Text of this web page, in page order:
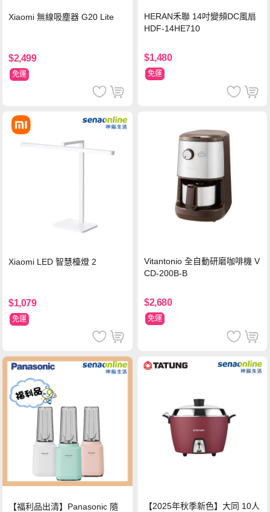
Xiaomi 無線吸塵器 G20 Lite
$2,499
免運
HERAN禾聯 14吋變頻DC風扇
HDF-14HE710
$1,480
免運
Xiaomi LED 智慧檯燈 2
$1,079
免運
Vitantonio 全自動研磨咖啡機 V
CD-200B-B
$2,680
免運
【福利品出清】Panasonic 隨
【2025年秋季新色】大同 10人